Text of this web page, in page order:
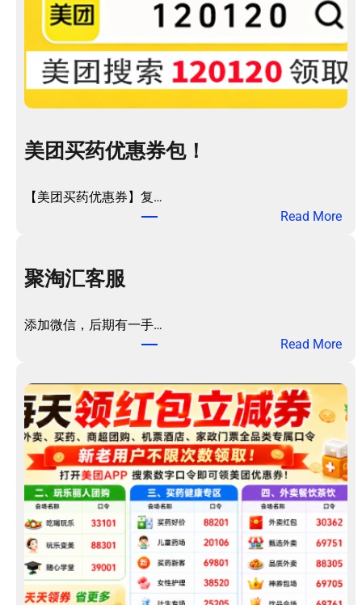
美团买药优惠券包！
【美团买药优惠券】复…
Read More：
券
！
聚淘汇客服
添加微信，后期有一手…
Read More：
淘
汇
客
服